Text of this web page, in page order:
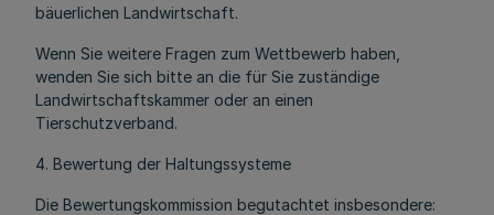
bäuerlichen Landwirtschaft.
Wenn Sie weitere Fragen zum Wettbewerb haben,
wenden Sie sich bitte an die für Sie zuständige
Landwirtschaftskammer oder an einen
Tierschutzverband.
4. Bewertung der Haltungssysteme
Die Bewertungskommission begutachtet insbesondere: